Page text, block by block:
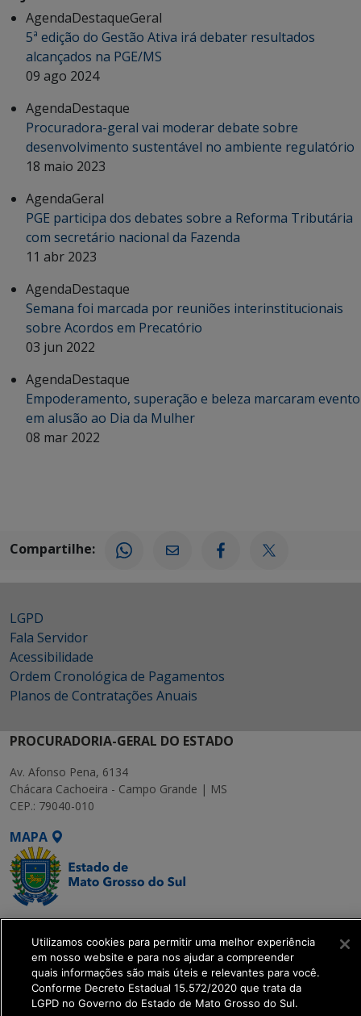
AgendaDestaqueGeral
5ª edição do Gestão Ativa irá debater resultados
alcançados na PGE/MS
09 ago 2024
AgendaDestaque
Procuradora-geral vai moderar debate sobre
desenvolvimento sustentável no ambiente regulatório
18 maio 2023
AgendaGeral
PGE participa dos debates sobre a Reforma Tributária
com secretário nacional da Fazenda
11 abr 2023
AgendaDestaque
Semana foi marcada por reuniões interinstitucionais
sobre Acordos em Precatório
03 jun 2022
AgendaDestaque
Empoderamento, superação e beleza marcaram evento
em alusão ao Dia da Mulher
08 mar 2022
Compartilhe:
LGPD
Fala Servidor
Acessibilidade
Ordem Cronológica de Pagamentos
Planos de Contratações Anuais
PROCURADORIA-GERAL DO ESTADO
Av. Afonso Pena, 6134
Chácara Cachoeira - Campo Grande | MS
CEP.: 79040-010
MAPA
SETDIG | Secretaria-
Executiva de
Transformação Digital
get_footer();
Utilizamos cookies para permitir uma melhor experiência
em nosso website e para nos ajudar a compreender
quais informações são mais úteis e relevantes para você.
Conforme Decreto Estadual 15.572/2020 que trata da
LGPD no Governo do Estado de Mato Grosso do Sul.